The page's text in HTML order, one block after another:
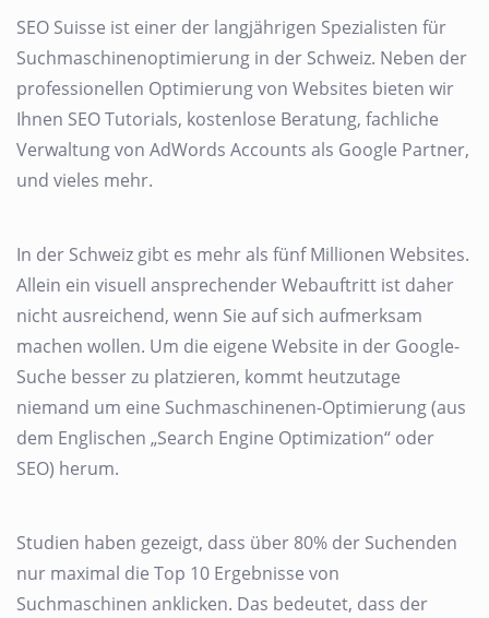
SEO Suisse ist einer der langjährigen Spezialisten für
Suchmaschinenoptimierung in der Schweiz. Neben der
professionellen Optimierung von Websites bieten wir
Ihnen SEO Tutorials, kostenlose Beratung, fachliche
Verwaltung von AdWords Accounts als Google Partner,
und vieles mehr.
In der Schweiz gibt es mehr als fünf Millionen Websites.
Allein ein visuell ansprechender Webauftritt ist daher
nicht ausreichend, wenn Sie auf sich aufmerksam
machen wollen. Um die eigene Website in der Google-
Suche besser zu platzieren, kommt heutzutage
niemand um eine Suchmaschinenen-Optimierung (aus
dem Englischen „Search Engine Optimization“ oder
SEO) herum.
Studien haben gezeigt, dass über 80% der Suchenden
nur maximal die Top 10 Ergebnisse von
Suchmaschinen anklicken. Das bedeutet, dass der